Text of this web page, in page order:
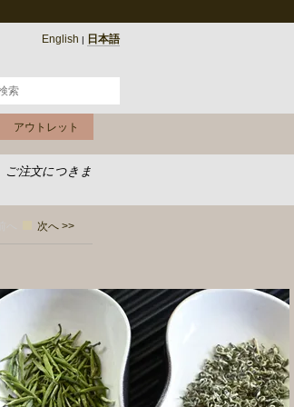
English | 日本語
アウトレット
注文につきま
次へ >>